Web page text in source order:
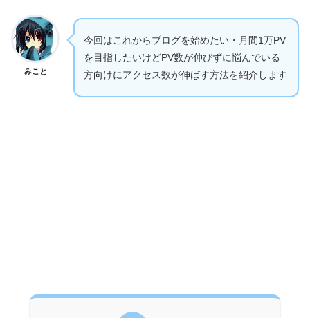
みこと
今回はこれからブログを始めたい・月間1万PV
を目指したいけどPV数が伸びずに悩んでいる
方向けにアクセス数が伸ばす方法を紹介します